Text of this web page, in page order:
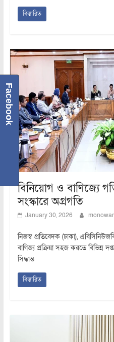
বিস্তারিত
বিনিয়োগ ও বাণিজ্যে
সংস্কারে অগ্রগতি
January 30, 2026
নিজস্ব প্রতিবেদক (ঢাকা),
বাণিজ্য প্রক্রিয়া সহজ করতে বিভিন্ন
সিদ্ধান্ত
বিস্তারিত
Facebook